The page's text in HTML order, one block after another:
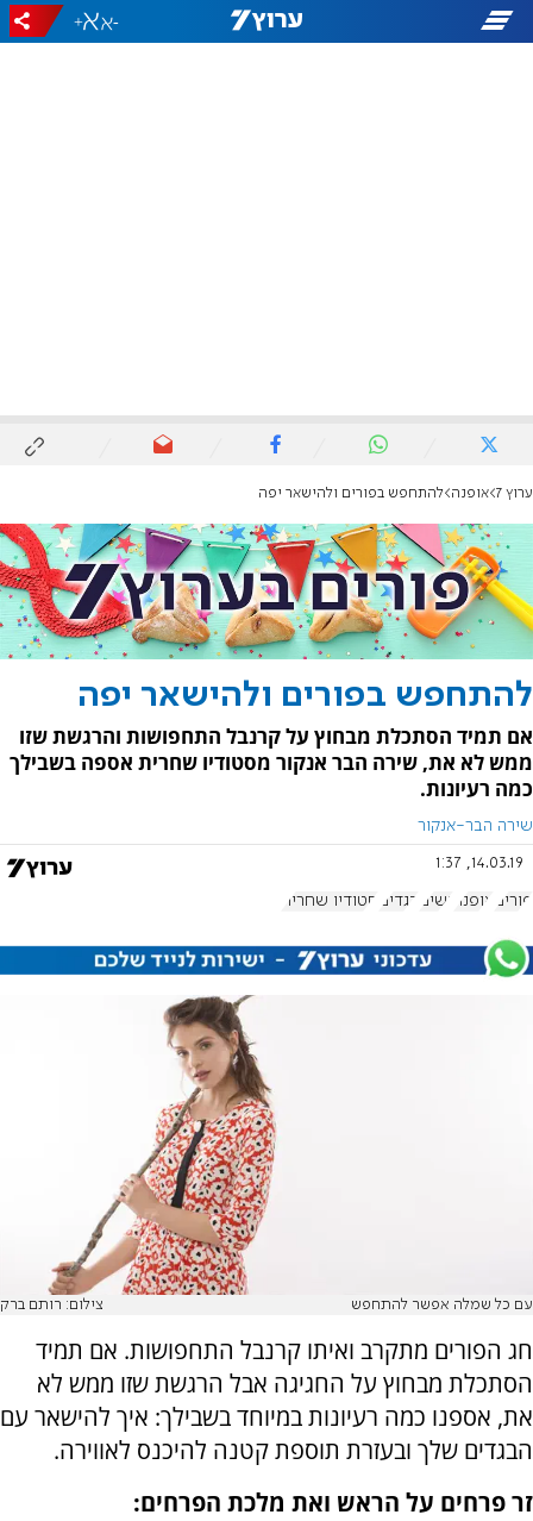
-
+
ערוץ 7 אופנה להתחפש בפורים ולהישאר יפה
להתחפש בפורים ולהישאר יפה
אם תמיד הסתכלת מבחוץ על קרנבל התחפושות והרגשת שזו
ממש לא את, שירה הבר אנקור מסטודיו שחרית אספה בשבילך
כמה רעיונות.
שירה הבר-אנקור
14.03.19, 1:37
פורים אופנה נשים בגדים סטודיו שחרית
עם כל שמלה אפשר להתחפש צילום: רותם ברק
חג הפורים מתקרב ואיתו קרנבל התחפושות. אם תמיד
הסתכלת מבחוץ על החגיגה אבל הרגשת שזו ממש לא
את, אספנו כמה רעיונות במיוחד בשבילך: איך להישאר עם
הבגדים שלך ובעזרת תוספת קטנה להיכנס לאווירה.
זר פרחים על הראש ואת מלכת הפרחים: